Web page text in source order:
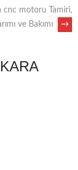
cnc motoru Tamiri,
ve Bakımı
→